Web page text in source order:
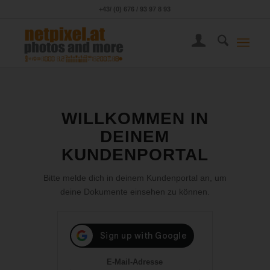
+43/ (0) 676 / 93 97 8 93
WILLKOMMEN IN
DEINEM
KUNDENPORTAL
Bitte melde dich in deinem Kundenportal an, um
deine Dokumente einsehen zu können.
E-Mail-Adresse